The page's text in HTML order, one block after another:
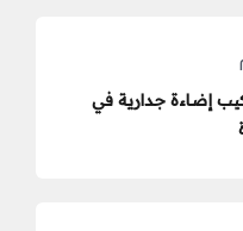
إضاءة جدارية في